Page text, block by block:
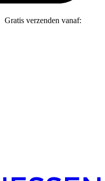
Gratis verzenden vanaf: